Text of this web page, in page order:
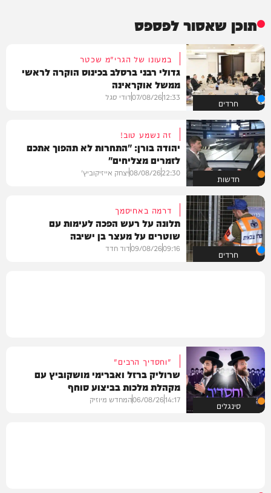
תוכן שאסור לפספס
חרדים
במעונו של הגרי"מ שכטר
גדולי רבני ברסלב בכינוס הוקרה לראשי
ממשל אוקראינה
12:33
07/08/26דודי סגל
חדשות
זה נשמע טוב!
יהודה בורן: "התחרות לא תהפוך אתכם
לזמרים מצליחים"
22:30
08/08/26יצחק אייזיקוביץ'
חרדים
דרמה באחיסמך
תלונה על רעש הפכה לעימות עם
שוטרים על מעצר בן ישיבה
09:16
09/08/26דוד חדד
סינגלים
"וחסדיך הרבים"
שרוליק ברזל ואברימי מושקוביץ עם
מקהלת מלכות בביצוע סוחף
14:17
06/08/26המחדש מיוזיק